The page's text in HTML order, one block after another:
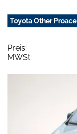
Toyota Other
Preis:
MWSt: